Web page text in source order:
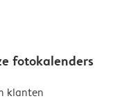
fotokalenders
klanten